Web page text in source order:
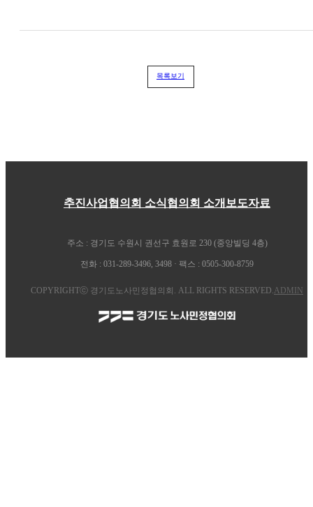
목록보기
추진사업 협의회 소식협의회 소개 보도자료
주소 : 경기도 수원시 권선구 효원로 230 (중앙빌딩 4층)
전화 : 031-289-3496, 3498 · 팩스 : 0505-300-8759
COPYRIGHTⓒ 경기도노사민정협의회. ALL RIGHTS RESERVED. ADMIN